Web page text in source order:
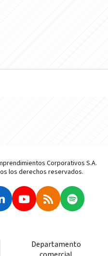
Corporativos S.A.
los derechos reservados.
Departamento